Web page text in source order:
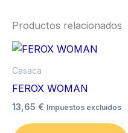
Productos relacionados
Casaca
FEROX WOMAN
13,65 € Impuestos excluídos